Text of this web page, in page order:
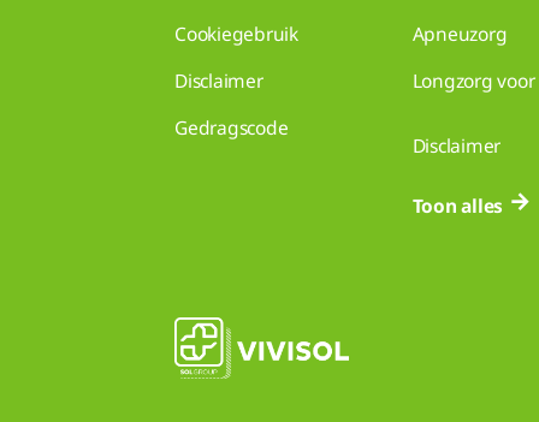
Cookiegebruik
Disclaimer
Gedragscode
Apneuzorg
Longzorg
Disclaimer
Toon alles